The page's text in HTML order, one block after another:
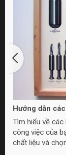
Hướng dẫn
việc của bạn
Tìm hiểu về
công việc của
chất liệu và